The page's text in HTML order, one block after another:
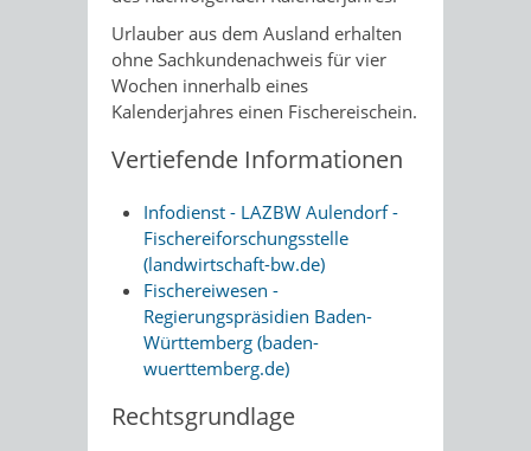
Urlauber aus dem Ausland erhalten
ohne Sachkundenachweis für vier
Wochen innerhalb eines
Kalenderjahres einen Fischereischein.
Vertiefende Informationen
Infodienst - LAZBW Aulendorf -
Fischereiforschungsstelle
(landwirtschaft-bw.de)
Fischereiwesen -
Regierungspräsidien Baden-
Württemberg (baden-
wuerttemberg.de)
Rechtsgrundlage